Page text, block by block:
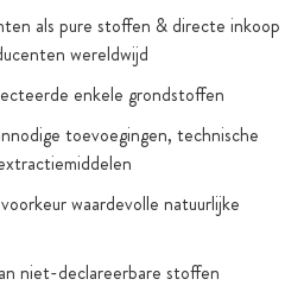
als pure stoffen & directe inkoop
wereldwijd
enkele grondstoffen
toevoegingen, technische
waardevolle natuurlijke
niet-declareerbare stoffen